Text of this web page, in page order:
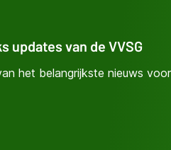
updates van de VVSG
het belangrijkste nieuws